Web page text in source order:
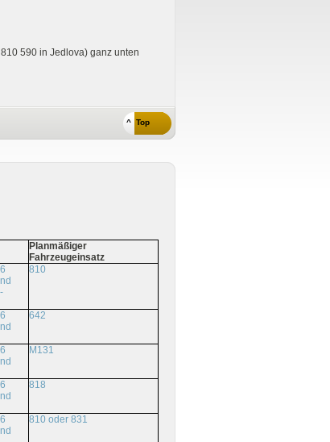
590 in Jedlova) ganz unten
^ Top
Planmäßiger
Fahrzeugeinsatz
810
642
M131
818
810 oder 831